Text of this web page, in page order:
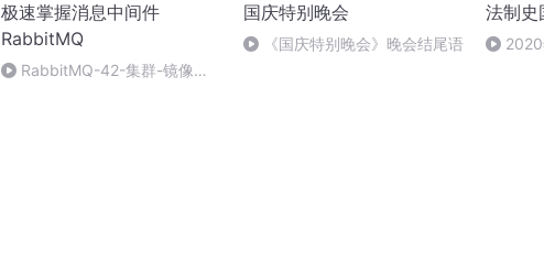
极速掌握消息中间件
RabbitMQ
RabbitMQ-42-集群-镜像集
国庆特别晚会
《国庆特别晚会》晚会结尾语
法制史
2020